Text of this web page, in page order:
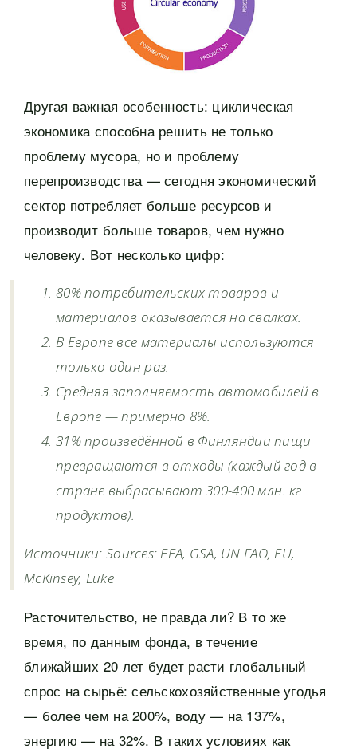
Другая важная особенность: циклическая
экономика способна решить не только
проблему мусора, но и проблему
перепроизводства — сегодня экономический
сектор потребляет больше ресурсов и
производит больше товаров, чем нужно
человеку. Вот несколько цифр:
80% потребительских товаров и
материалов оказывается на свалках.
В Европе все материалы используются
только один раз.
Средняя заполняемость автомобилей в
Европе — примерно 8%.
31% произведённой в Финляндии пищи
превращаются в отходы (каждый год в
стране выбрасывают 300-400 млн. кг
продуктов).
Источники: Sources: EEA, GSA, UN FAO, EU,
McKinsey, Luke
Расточительство, не правда ли? В то же
время, по данным фонда, в течение
ближайших 20 лет будет расти глобальный
спрос на сырьё: сельскохозяйственные угодья
— более чем на 200%, воду — на 137%,
энергию — на 32%. В таких условиях как